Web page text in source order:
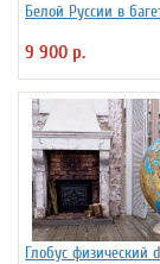
Белой Руссии в
9 900 р.
Глобус физический